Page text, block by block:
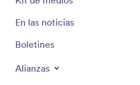
En las noticias
Boletines
Alianzas